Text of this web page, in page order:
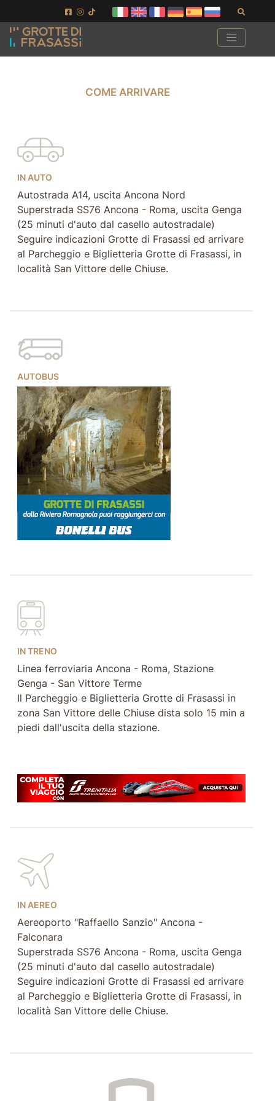
Vai ai contenuti della pagina
Vai al pié di pagina
COME ARRIVARE
IN AUTO
Autostrada A14, uscita Ancona Nord
Superstrada SS76 Ancona - Roma, uscita Genga
(25 minuti d'auto dal casello autostradale)
Seguire indicazioni Grotte di Frasassi ed arrivare
al Parcheggio e Biglietteria Grotte di Frasassi, in
località San Vittore delle Chiuse.
AUTOBUS
IN TRENO
Linea ferroviaria Ancona - Roma, Stazione
Genga - San Vittore Terme
Il Parcheggio e Biglietteria Grotte di Frasassi in
zona San Vittore delle Chiuse dista solo 15 min a
piedi dall'uscita della stazione.
IN AEREO
Aereoporto "Raffaello Sanzio" Ancona -
Falconara
Superstrada SS76 Ancona - Roma, uscita Genga
(25 minuti d'auto dal casello autostradale)
Seguire indicazioni Grotte di Frasassi ed arrivare
al Parcheggio e Biglietteria Grotte di Frasassi, in
località San Vittore delle Chiuse.